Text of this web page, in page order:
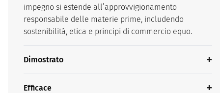
impegno si estende all’approvvigionamento
responsabile delle materie prime, includendo
sostenibilità, etica e principi di commercio equo.
Dimostrato
Efficace